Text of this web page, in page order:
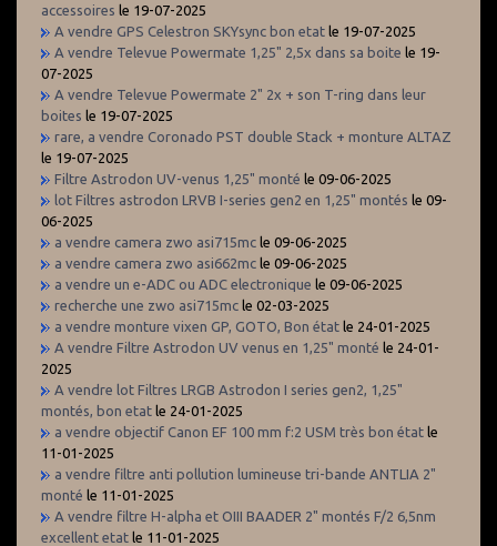
accessoires le 19-07-2025
A vendre GPS Celestron SKYsync bon etat le 19-07-2025
A vendre Televue Powermate 1,25" 2,5x dans sa boite le 19-
07-2025
A vendre Televue Powermate 2" 2x + son T-ring dans leur
boites le 19-07-2025
rare, a vendre Coronado PST double Stack + monture ALTAZ
le 19-07-2025
Filtre Astrodon UV-venus 1,25" monté le 09-06-2025
lot Filtres astrodon LRVB I-series gen2 en 1,25" montés le 09-
06-2025
a vendre camera zwo asi715mc le 09-06-2025
a vendre camera zwo asi662mc le 09-06-2025
a vendre un e-ADC ou ADC electronique le 09-06-2025
recherche une zwo asi715mc le 02-03-2025
a vendre monture vixen GP, GOTO, Bon état le 24-01-2025
A vendre Filtre Astrodon UV venus en 1,25" monté le 24-01-
2025
A vendre lot Filtres LRGB Astrodon I series gen2, 1,25"
montés, bon etat le 24-01-2025
a vendre objectif Canon EF 100 mm f:2 USM très bon état le
11-01-2025
a vendre filtre anti pollution lumineuse tri-bande ANTLIA 2"
monté le 11-01-2025
A vendre filtre H-alpha et OIII BAADER 2" montés F/2 6,5nm
excellent etat le 11-01-2025